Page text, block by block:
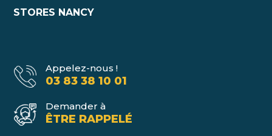
STORES NANCY
Appelez-nous !
03 83 38 10 01
Demander à
ÊTRE RAPPELÉ